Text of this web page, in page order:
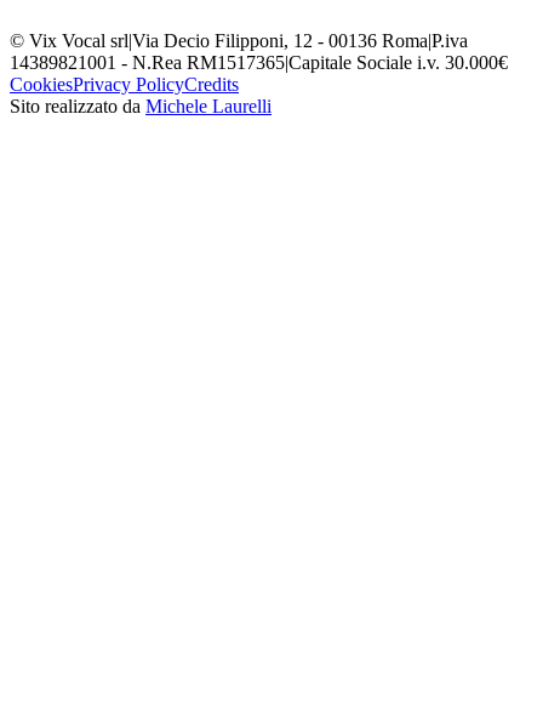
© Vix Vocal srl|Via Decio Filipponi, 12 - 00136 Roma|P.iva
14389821001 - N.Rea RM1517365|Capitale Sociale i.v. 30.000€
CookiesPrivacy PolicyCredits
Sito realizzato da Michele Laurelli